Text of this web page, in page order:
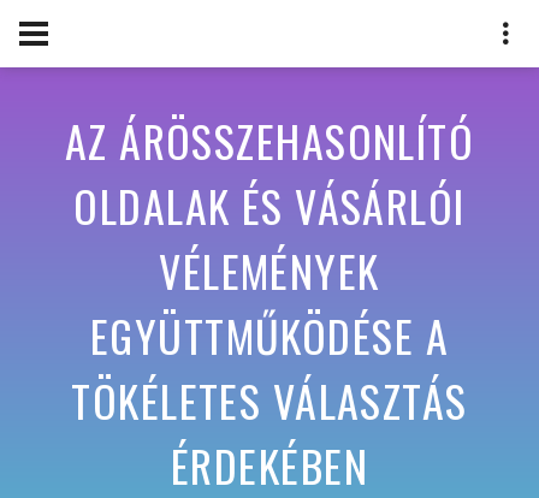
AZ ÁRÖSSZEHASONLÍTÓ
OLDALAK ÉS VÁSÁRLÓI
VÉLEMÉNYEK
EGYÜTTMŰKÖDÉSE A
TÖKÉLETES VÁLASZTÁS
ÉRDEKÉBEN